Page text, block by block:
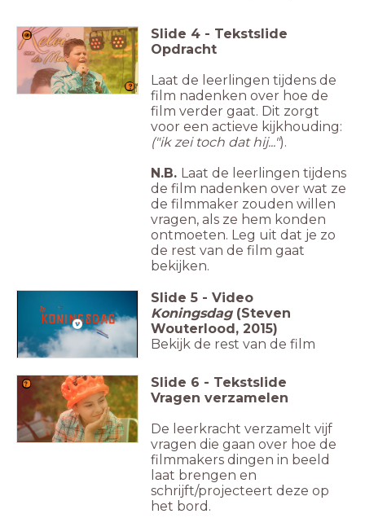
Slide 4 - Tekstslide
Opdracht
Laat de leerlingen tijdens de
film nadenken over hoe de
film verder gaat. Dit zorgt
voor een actieve kijkhouding:
("ik zei toch dat hij...").
N.B. Laat de leerlingen tijdens
de film nadenken over wat ze
de filmmaker zouden willen
vragen, als ze hem konden
ontmoeten. Leg uit dat je zo
de rest van de film gaat
bekijken.
Slide 5 - Video
Koningsdag(Steven
Wouterlood, 2015)
Bekijk de rest van de film
Slide 6 - Tekstslide
Vragen verzamelen
De leerkracht verzamelt vijf
vragen die gaan over hoe de
filmmakers dingen in beeld
laat brengen en
schrijft/projecteert deze op
het bord.